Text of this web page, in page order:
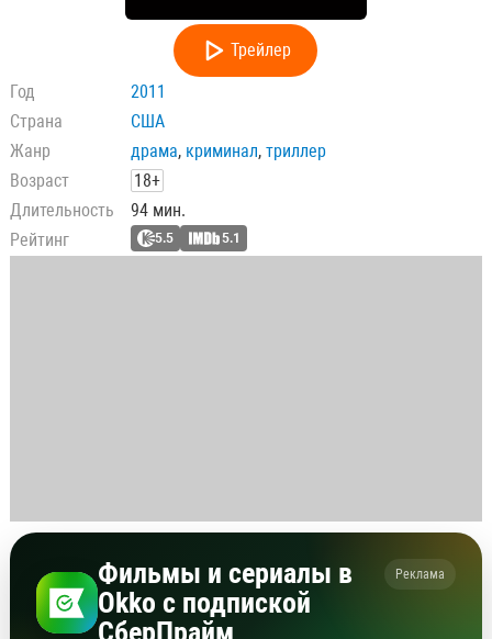
Трейлер
Год
2011
Страна
США
Жанр
драма, криминал, триллер
Возраст
18+
Длительность
94 мин.
Рейтинг
5.5 5.1
Фильмы и сериалы в
Okko с подпиской
СберПрайм
Реклама